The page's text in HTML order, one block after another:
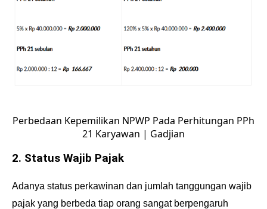
Perbedaan Kepemilikan NPWP Pada Perhitungan PPh
21 Karyawan | Gadjian
2. Status Wajib Pajak
Adanya status perkawinan dan jumlah tanggungan wajib
pajak yang berbeda tiap orang sangat berpengaruh